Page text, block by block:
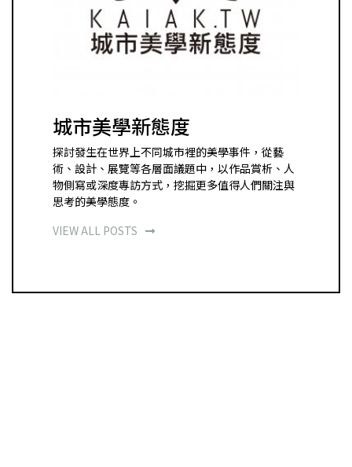
城市美學新態度
探討發生在世界上不同城市裡的美學事件，從藝
術、設計、展覽等各層面議題中，以作品賞析、人
物側寫或深度專訪方式，挖掘更多值得人們關注與
思考的美學態度。
VIEW ALL POSTS